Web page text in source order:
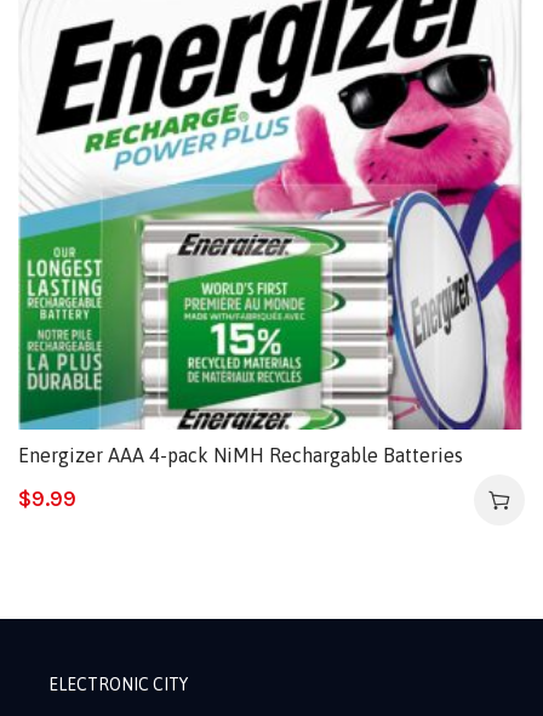
Energizer AAA 4-pack NiMH Rechargable Batteries
$9.99
ELECTRONIC CITY